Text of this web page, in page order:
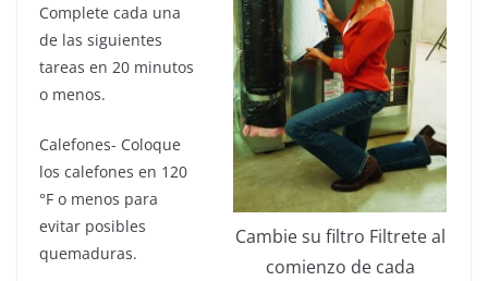
Cambie su filtro Filtrete al
comienzo de cada
Complete cada una
de las siguientes
tareas en 20 minutos
o menos.
Calefones- Coloque
los calefones en 120
°F o menos para
evitar posibles
quemaduras.